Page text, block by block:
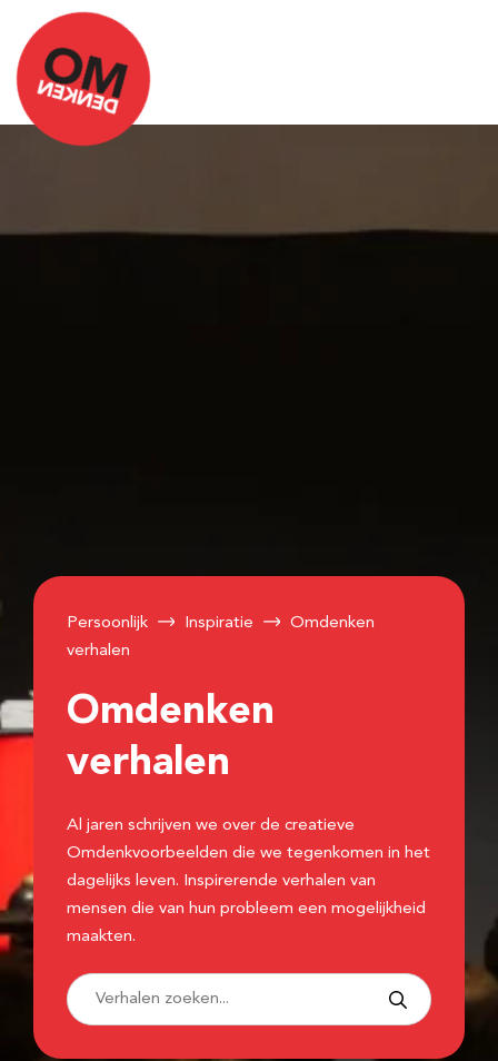
Persoonlijk Inspiratie
Omdenken
verhalen
Omdenken
verhalen
Al jaren schrijven we over de creatieve
Omdenkvoorbeelden die we tegenkomen in het
dagelijks leven. Inspirerende verhalen van
mensen die van hun probleem een mogelijkheid
maakten.